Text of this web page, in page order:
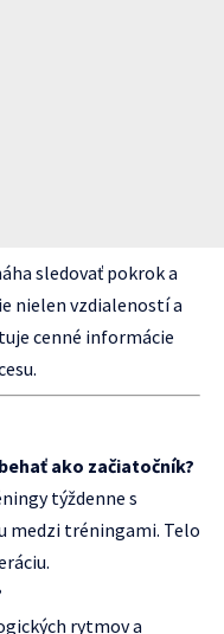
sledovať pokrok a
nielen vzdialeností a
cenné informácie
ako začiatočník?
týždenne s
medzi tréningami. Telo
rytmov a